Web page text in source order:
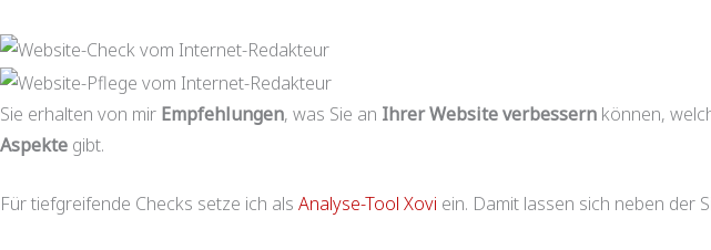
Sie erhalten von mir Empfehlungen, was Sie an Ihrer Website verbessern können,
Aspekte gibt.
Für tiefgreifende Checks setze ich als Analyse-Tool Xovi ein. Damit lassen sich neben der